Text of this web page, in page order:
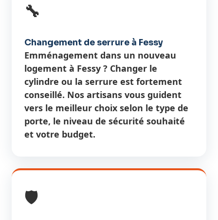
🔧
Changement de serrure à Fessy
Emménagement dans un nouveau
logement à Fessy ? Changer le
cylindre ou la serrure est fortement
conseillé. Nos artisans vous guident
vers le meilleur choix selon le type de
porte, le niveau de sécurité souhaité
et votre budget.
🛡️